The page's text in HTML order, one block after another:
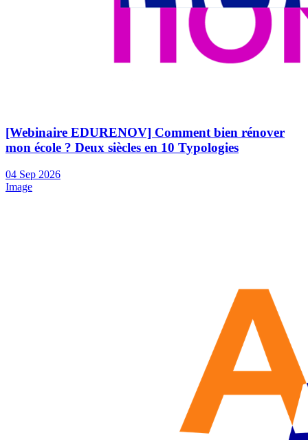
[Webinaire EDURENOV] Comment bien rénover
mon école ? Deux siècles en 10 Typologies
04 Sep 2026
Image